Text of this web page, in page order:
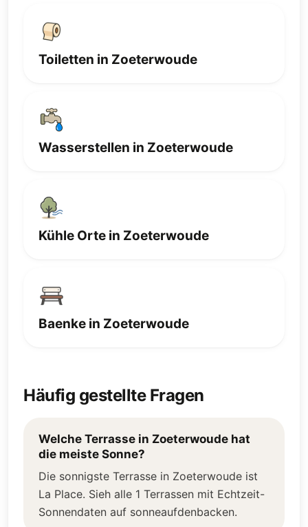
Toiletten in Zoeterwoude
Wasserstellen in Zoeterwoude
Kühle Orte in Zoeterwoude
Baenke in Zoeterwoude
Häufig gestellte Fragen
Welche Terrasse in Zoeterwoude hat
die meiste Sonne?
Die sonnigste Terrasse in Zoeterwoude ist
La Place. Sieh alle 1 Terrassen mit Echtzeit-
Sonnendaten auf sonneaufdenbacken.